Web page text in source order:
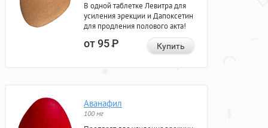
В одной таблетке Левитра для
усиления эрекции и Дапоксетин
для продления полового акта!
от 95Р Купить
Аванафил
100 мг